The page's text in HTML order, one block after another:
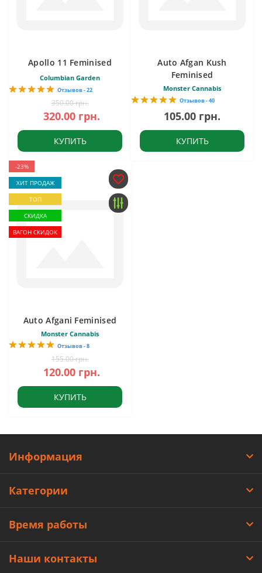
Apollo 11 Feminised
Columbian Garden
Отзывов - 22
350.00 грн.
320.00 грн.
КУПИТЬ
Auto Afgan Kush
Feminised
Monster Cannabis
Отзывов - 40
105.00 грн.
КУПИТЬ
-23%
ХИТ ПРОДАЖ
ТОП
СКИДКА
ВАГОН СКИДОК
Auto Afgani Feminised
Monster Cannabis
Отзывов - 8
155.00 грн.
120.00 грн.
КУПИТЬ
Информация
Категории
Время работы
Наши контакты